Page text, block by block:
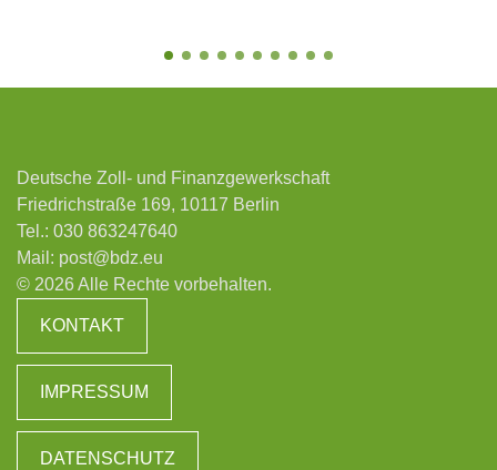
Deutsche Zoll- und Finanzgewerkschaft
Friedrichstraße 169, 10117 Berlin
Tel.: 030 863247640
Mail: post@bdz.eu
© 2026 Alle Rechte vorbehalten.
KONTAKT
IMPRESSUM
DATENSCHUTZ